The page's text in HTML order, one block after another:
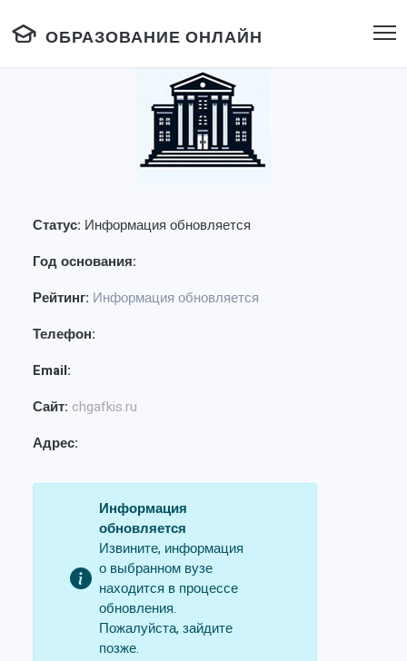
ОБРАЗОВАНИЕ ОНЛАЙН
Статус: Информация обновляется
Год основания:
Рейтинг: Информация обновляется
Телефон:
Email:
Сайт: chgafkis.ru
Адрес:
Информация
обновляется
Извините, информация
о выбранном вузе
находится в процессе
обновления.
Пожалуйста, зайдите
позже.